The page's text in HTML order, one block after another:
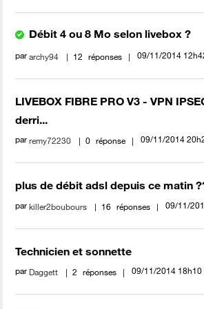
Débit 4 ou 8 Mo selon livebox ?
pararchy94 12 réponses ‎09/11/2014
LIVEBOX FIBRE PRO V3 - VPN
derri...
parremy72230 0 réponse ‎09/11/2014
plus de débit adsl depuis ce matin
parkiller2boubours 16 réponses ‎09/11/
Technicien et sonnette
par Daggett 2 réponses ‎09/11/2014 18h10